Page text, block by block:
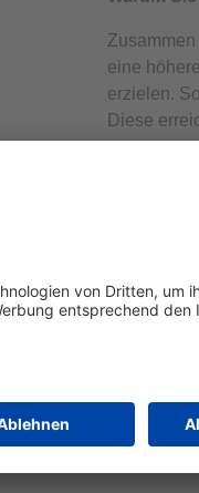
eine
erzielen.
Diese